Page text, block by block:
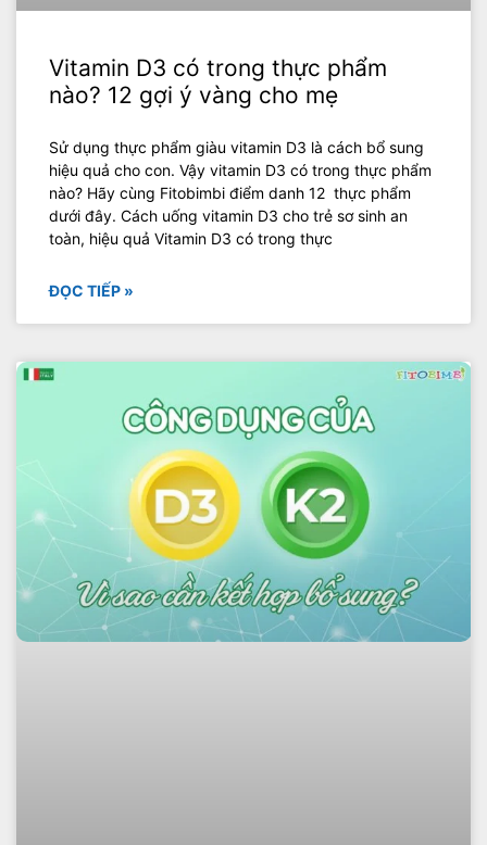
Vitamin D3 có trong thực phẩm
nào? 12 gợi ý vàng cho mẹ
Sử dụng thực phẩm giàu vitamin D3 là cách bổ sung
hiệu quả cho con. Vậy vitamin D3 có trong thực phẩm
nào? Hãy cùng Fitobimbi điểm danh 12 thực phẩm
dưới đây. Cách uống vitamin D3 cho trẻ sơ sinh an
toàn, hiệu quả Vitamin D3 có trong thực
ĐỌC TIẾP »